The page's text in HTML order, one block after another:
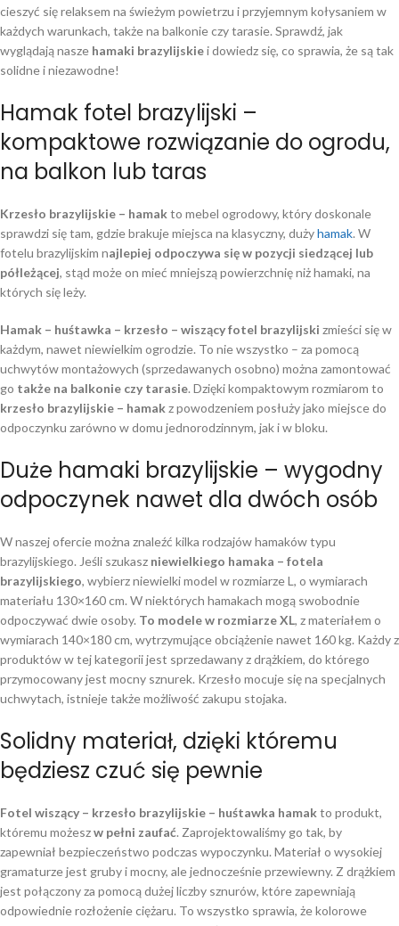
cieszyć się relaksem na świeżym powietrzu i przyjemnym kołysaniem w
każdych warunkach, także na balkonie czy tarasie. Sprawdź, jak
wyglądają nasze hamaki brazylijskiei dowiedz się, co sprawia, że są tak
solidne i niezawodne!
Hamak fotel brazylijski –
kompaktowe rozwiązanie do ogrodu,
na balkon lub taras
Krzesło brazylijskie – hamakto mebel ogrodowy, który doskonale
sprawdzi się tam, gdzie brakuje miejsca na klasyczny, dużyhamak. W
fotelu brazylijskim najlepiej odpoczywa się w pozycji siedzącej lub
półleżącej, stąd może on mieć mniejszą powierzchnię niż hamaki, na
których się leży.
Hamak – huśtawka – krzesło – wiszący fotel brazylijski zmieści się w
każdym, nawet niewielkim ogrodzie. To nie wszystko – za pomocą
uchwytów montażowych (sprzedawanych osobno) można zamontować
go także na balkonie czy tarasie. Dzięki kompaktowym rozmiarom to
krzesło brazylijskie – hamakz powodzeniem posłuży jako miejsce do
odpoczynku zarówno w domu jednorodzinnym, jak i w bloku.
Duże hamaki brazylijskie – wygodny
odpoczynek nawet dla dwóch osób
W naszej ofercie można znaleźć kilka rodzajów hamaków typu
brazylijskiego. Jeśli szukasz niewielkiego hamaka – fotela
brazylijskiego, wybierz niewielki model w rozmiarze L, o wymiarach
materiału 130×160 cm. W niektórych hamakach mogą swobodnie
odpoczywać dwie osoby. To modele w rozmiarze XL, z materiałem o
wymiarach 140×180 cm, wytrzymujące obciążenie nawet 160 kg. Każdy z
produktów w tej kategorii jest sprzedawany z drążkiem, do którego
przymocowany jest mocny sznurek. Krzesło mocuje się na specjalnych
uchwytach, istnieje także możliwość zakupu stojaka.
Solidny materiał, dzięki któremu
będziesz czuć się pewnie
Fotel wiszący – krzesło brazylijskie – huśtawka hamakto produkt,
któremu możeszw pełni zaufać. Zaprojektowaliśmy go tak, by
zapewniał bezpieczeństwo podczas wypoczynku. Materiał o wysokiej
gramaturze jest gruby i mocny, ale jednocześnie przewiewny. Z drążkiem
jest połączony za pomocą dużej liczby sznurów, które zapewniają
odpowiednie rozłożenie ciężaru. To wszystko sprawia, że kolorowe